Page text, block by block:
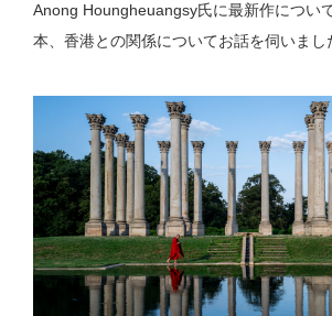
Anong Houngheuangsy氏に最新作につい
本、香港との関係についてお話を伺いまし